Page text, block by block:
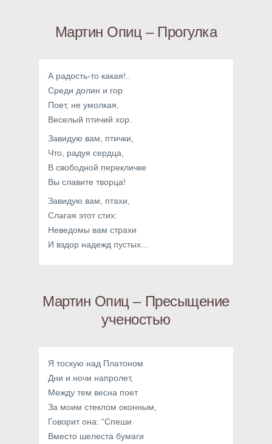
Мартин Опиц – Прогулка
А радость-то какая!..
Среди долин и гор
Поет, не умолкая,
Веселый птичий хор.
Завидую вам, птички,
Что, радуя сердца,
В свободной перекличке
Вы славите творца!
Завидую вам, птахи,
Слагая этот стих:
Неведомы вам страхи
И вздор надежд пустых…
Мартин Опиц – Пресыщение
ученостью
Я тоскую над Платоном
Дни и ночи напролет,
Между тем весна поет
За моим стеклом оконным,
Говорит она: “Спеши
Вместо шелеста бумаги